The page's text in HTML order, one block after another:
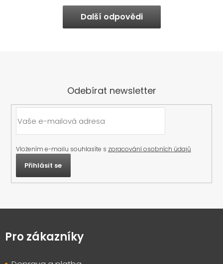
Další odpovědi
Odebírat newsletter
Vložením e-mailu souhlasíte s zpracování osobních údajů
Přihlásit se
Z
pPro zákazníky